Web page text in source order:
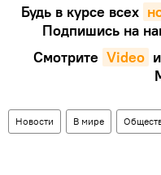
Будь в курсе всех
Подпишись на
Смотрите Video
Новости В мире